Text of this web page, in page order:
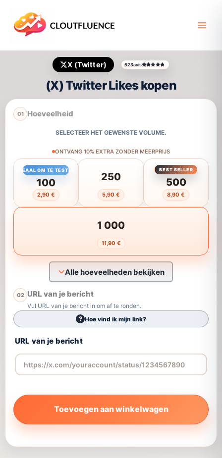
X (Twitter) 523avis
(X) Twitter Likes kopen
01 Hoeveelheid
SELECTEER HET GEWENSTE VOLUME.
ONTVANG 10% EXTRA ZONDER MEERPRIJS
100
2,90 €
IDEAAL OM TE TESTEN
250
5,90 €
500
8,90 €
BEST SELLER
1 000
11,90 €
Alle hoeveelheden bekijken
02 URL van je bericht
Vul URL van je bericht in om af te ronden.
? Hoe vind ik mijn link?
URL van je bericht
Toevoegen aan winkelwagen